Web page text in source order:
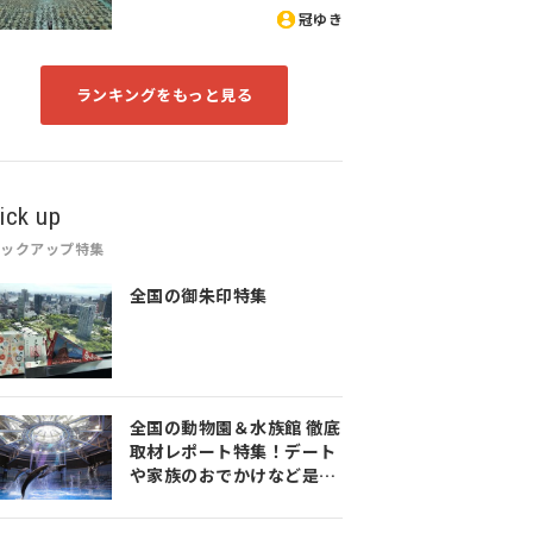
冠ゆき
ランキングをもっと見る
up
クアップ特集
全国の御朱印特集
全国の動物園＆水族館 徹底
取材レポート特集！デート
や家族のおでかけなど是非